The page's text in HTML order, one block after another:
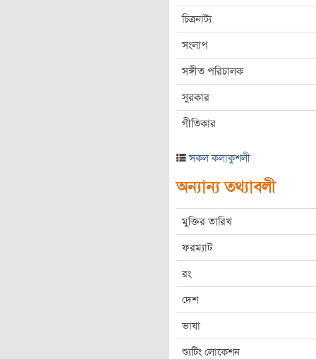
চিত্রনাট্য
সংলাপ
সঙ্গীত পরিচালক
সুরকার
গীতিকার
সকল কলাকুশলী
অন্যান্য তথ্যাবলী
মুক্তির তারিখ
ফরম্যাট
রং
দেশ
ভাষা
শ্যুটিং লোকেশন